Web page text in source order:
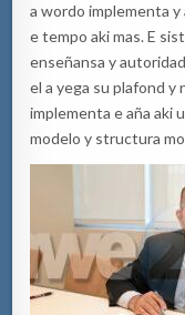
a wordo implementa y
e tempo aki mas. E si
enseñansa y
el a yega su plafond y
implementa e aña aki
modelo y structura